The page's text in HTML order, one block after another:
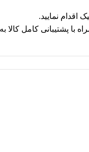
اقدام نمایید.
پشتیبانی کامل کالا